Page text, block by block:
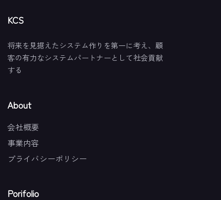
KCS
将来を見据えたシステム作りを第一に考え、顧
客の有力なシステムパートナーとして社会貢献
する
About
会社概要
事業内容
プライバシーポリシー
Porifolio